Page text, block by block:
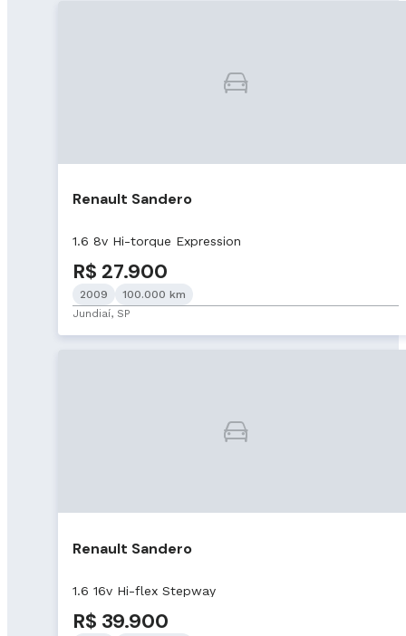
Renault Sandero
1.6 8v Hi-torque Expression
R$ 27.900
2009
100.000 km
Jundiaí, SP
Renault Sandero
1.6 16v Hi-flex Stepway
R$ 39.900